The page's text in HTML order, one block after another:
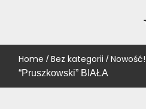
Home /Bez kategorii /Nowość!
“Pruszkowski” BIAŁA